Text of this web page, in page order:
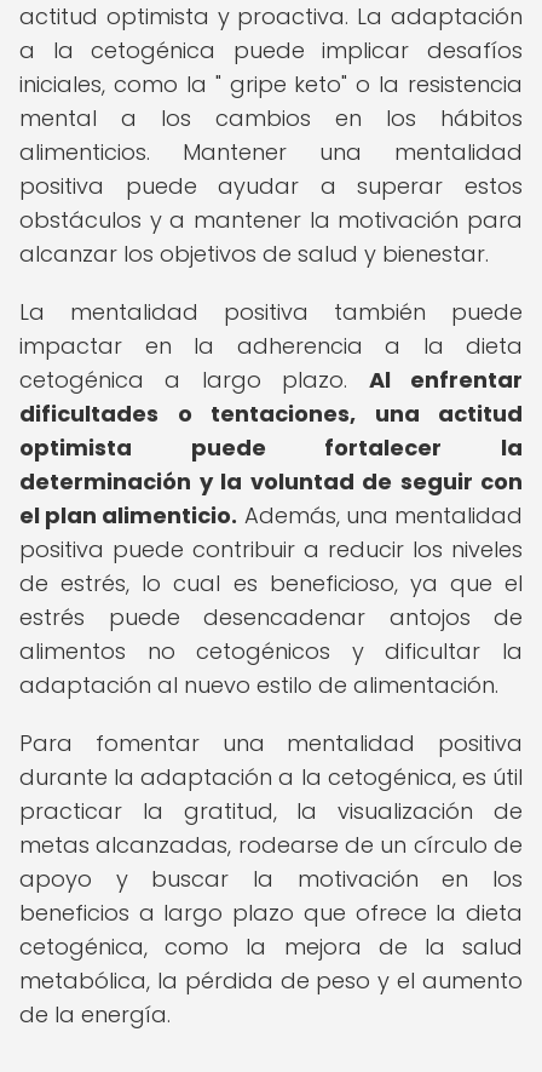
actitud optimista y proactiva. La adaptación
a la cetogénica puede implicar desafíos
iniciales, como la " gripe keto" o la resistencia
mental a los cambios en los hábitos
alimenticios. Mantener una mentalidad
positiva puede ayudar a superar estos
obstáculos y a mantener la motivación para
alcanzar los objetivos de salud y bienestar.
La mentalidad positiva también puede
impactar en la adherencia a la dieta
cetogénica a largo plazo. Al enfrentar
dificultades o tentaciones, una actitud
optimista puede fortalecer la
determinación y la voluntad de seguir con
el plan alimenticio. Además, una mentalidad
positiva puede contribuir a reducir los niveles
de estrés, lo cual es beneficioso, ya que el
estrés puede desencadenar antojos de
alimentos no cetogénicos y dificultar la
adaptación al nuevo estilo de alimentación.
Para fomentar una mentalidad positiva
durante la adaptación a la cetogénica, es útil
practicar la gratitud, la visualización de
metas alcanzadas, rodearse de un círculo de
apoyo y buscar la motivación en los
beneficios a largo plazo que ofrece la dieta
cetogénica, como la mejora de la salud
metabólica, la pérdida de peso y el aumento
de la energía.